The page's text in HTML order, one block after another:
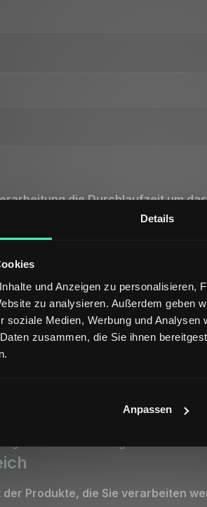
Details
und Anzeigen zu personalisieren,
zu analysieren. Außerdem geben
soziale Medien, Werbung und
zusammen, die Sie ihnen
Anpassen
die Durchlaufzeit um
Ressourcen.
bevor Sie sie zur
/ -klasse
zur Verfügung?
wird benötigt
Dienst wird benötigt
Produkte, die Sie verarbeiten